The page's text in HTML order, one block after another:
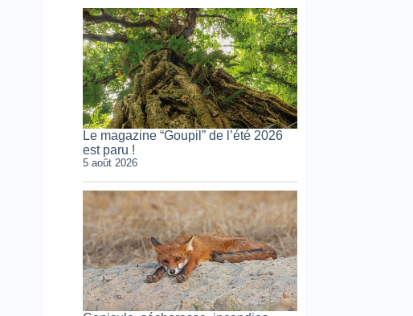
Le magazine “Goupil” de l’été 2026
est paru !
5 août 2026